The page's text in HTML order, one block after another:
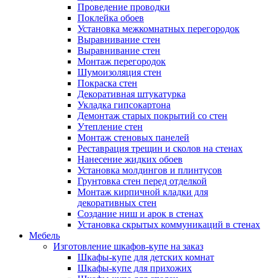
Проведение проводки
Поклейка обоев
Установка межкомнатных перегородок
Выравнивание стен
Выравнивание стен
Монтаж перегородок
Шумоизоляция стен
Покраска стен
Декоративная штукатурка
Укладка гипсокартона
Демонтаж старых покрытий со стен
Утепление стен
Монтаж стеновых панелей
Реставрация трещин и сколов на стенах
Нанесение жидких обоев
Установка молдингов и плинтусов
Грунтовка стен перед отделкой
Монтаж кирпичной кладки для
декоративных стен
Создание ниш и арок в стенах
Установка скрытых коммуникаций в стенах
Мебель
Изготовление шкафов-купе на заказ
Шкафы-купе для детских комнат
Шкафы-купе для прихожих